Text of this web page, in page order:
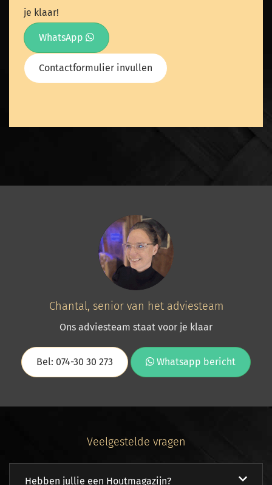
je klaar!
WhatsApp
Contactformulier invullen
Chantal, senior van het adviesteam
Ons adviesteam staat voor je klaar
Bel: 074-30 30 273 Whatsapp bericht
Veelgestelde vragen
Hebben jullie een Houtmagazijn?